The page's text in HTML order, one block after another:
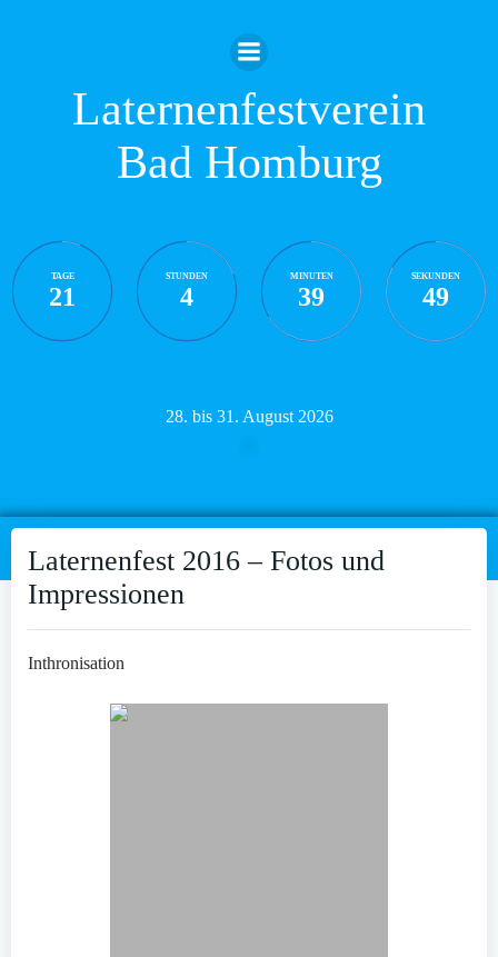
Inhalt
springen
Laternenfestverein
Bad Homburg
TAGE
21
STUNDEN
4
MINUTEN
39
SEKUNDEN
48
28. bis 31. August 2026
Laternenfest 2016 – Fotos und
Impressionen
Inthronisation